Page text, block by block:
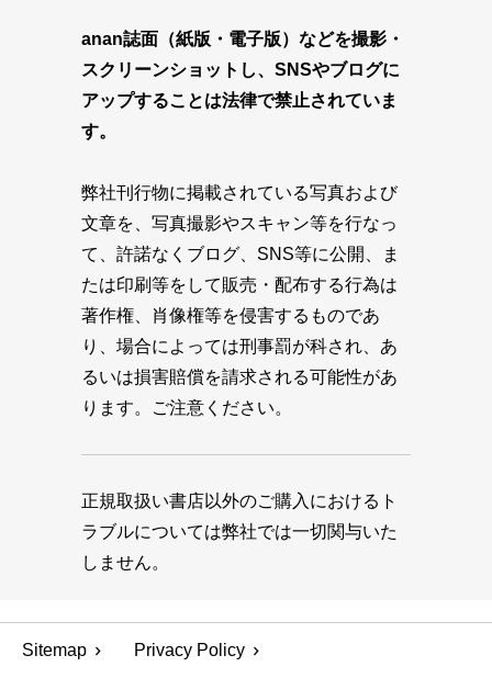
anan誌面（紙版・電子版）などを撮影・
スクリーンショットし、SNSやブログに
アップすることは法律で禁止されていま
す。
弊社刊行物に掲載されている写真および
文章を、写真撮影やスキャン等を行なっ
て、許諾なくブログ、SNS等に公開、ま
たは印刷等をして販売・配布する行為は
著作権、肖像権等を侵害するものであ
り、場合によっては刑事罰が科され、あ
るいは損害賠償を請求される可能性があ
ります。ご注意ください。
正規取扱い書店以外のご購入におけるト
ラブルについては弊社では一切関与いた
しません。
Sitemap Privacy Policy